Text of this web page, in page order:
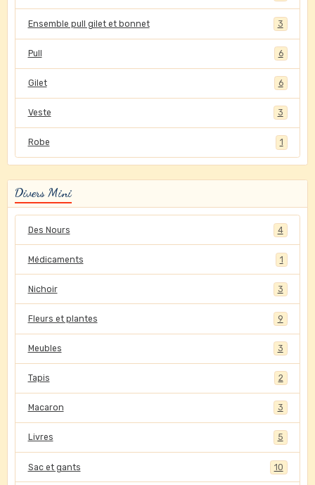
Ensemble pull gilet et bonnet 3
Pull 6
Gilet 6
Veste 3
Robe 1
Divers Mini
Des Nours 4
Médicaments 1
Nichoir 3
Fleurs et plantes 9
Meubles 3
Tapis 2
Macaron 3
Livres 5
Sac et gants 10